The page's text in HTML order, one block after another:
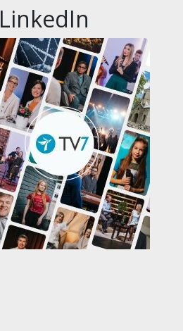
LinkedIn